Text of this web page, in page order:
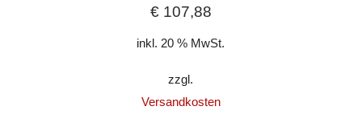
€107,88
inkl. 20 % MwSt.
zzgl.
Versandkosten